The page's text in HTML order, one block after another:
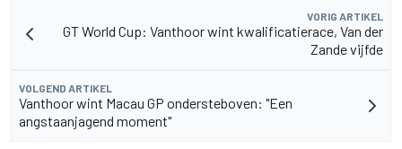
VORIG ARTIKEL
GT World Cup: Vanthoor wint kwalificatierace, Van der
Zande vijfde
VOLGEND ARTIKEL
Vanthoor wint Macau GP ondersteboven: "Een
angstaanjagend moment"